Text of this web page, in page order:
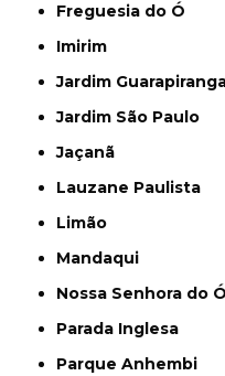
Freguesia do Ó
Imirim
Jardim
Jardim São Paulo
Jaçanã
Lauzane Paulista
Limão
Mandaqui
Nossa Senhora do Ó
Parada Inglesa
Parque Anhembi